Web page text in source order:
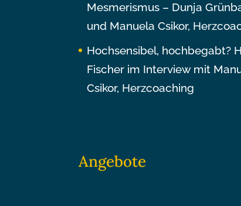
Mesmerismus – Dunja
und Manuela Csikor,
Hochsensibel, hochbegabt?
Fischer im Interview mit
Csikor, Herzcoaching
Angebote